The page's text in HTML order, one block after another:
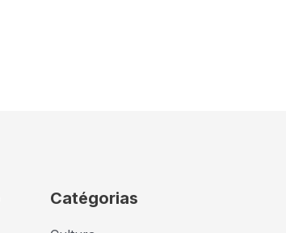
Catégorias